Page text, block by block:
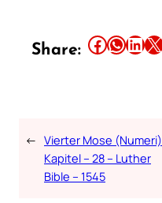
Share: Share this article on Facebook Share this article on WhatsApp Share this article on LinkedIn Share this article on X
← Vierter Mose (Numeri)
Kapitel – 28 – Luther
Bible – 1545